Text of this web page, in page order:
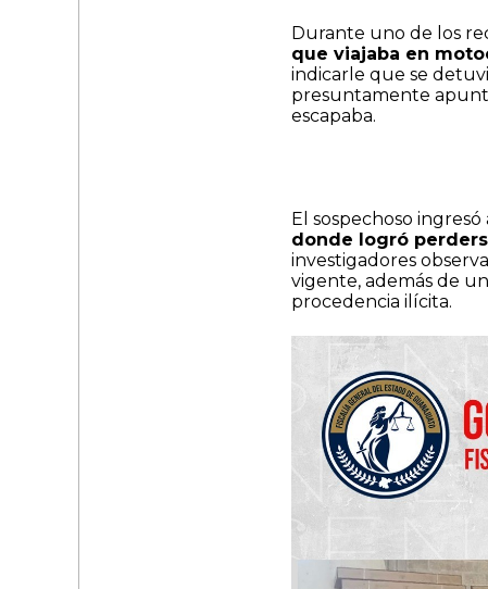
Durante uno de los
que viajaba en
indicarle que se
presuntamente
escapaba.
El sospechoso
donde logró
investigadores
vigente, además de
procedencia ilícita.